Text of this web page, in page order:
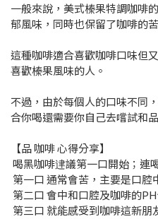
一般來說，美式榛果特調咖啡
郁風味，同時也保留了咖啡的
這種咖啡適合喜歡咖啡口味但
喜歡榛果風味的人。
不過，由於每個人的口味不同
合你喝還需要你自己去嚐試和
【品 咖啡 心得分享】
喝黑咖啡䢖議第一口開始；連
第一口 通常會苦，主要是口腔
第二口 會中和口腔及咖啡的
第三口 就能感受到咖啡這新朋